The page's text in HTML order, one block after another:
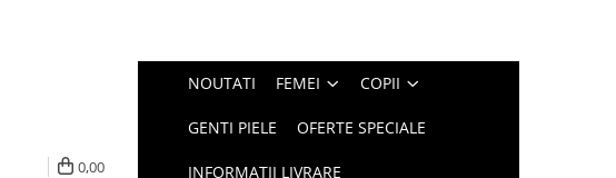
0,00
NOUTATI FEMEI COPII
GENTI PIELE OFERTE SPECIALE
INFORMATII LIVRARE